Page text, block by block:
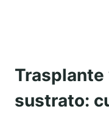
Trasplante
sustrato: